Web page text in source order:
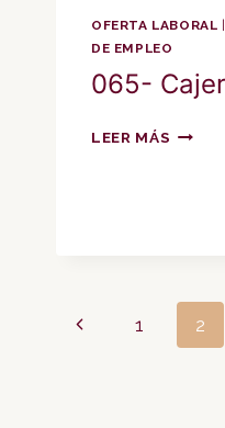
OFERTA LABORAL
DE EMPLEO
065-
LEER MÁS 065-
Página
1 2